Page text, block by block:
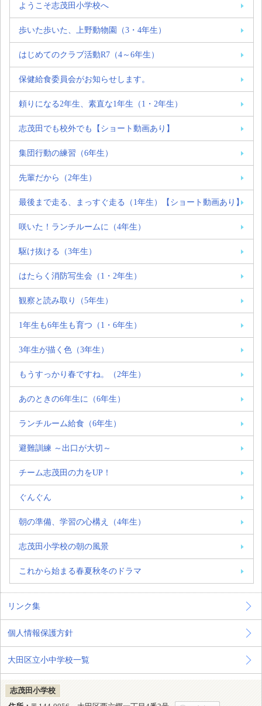
ようこそ志茂田小学校へ
歩いた歩いた、上野動物園（3・4年生）
はじめてのクラブ活動R7（4～6年生）
保健給食委員会がお知らせします。
頼りになる2年生、素直な1年生（1・2年生）
志茂田でも校外でも【ショート動画あり】
集団行動の練習（6年生）
先輩だから（2年生）
最後まで走る、まっすぐ走る（1年生）【ショート動画あり】
咲いた！ランチルームに（4年生）
駆け抜ける（3年生）
はたらく消防写生会（1・2年生）
観察と読み取り（5年生）
1年生も6年生も育つ（1・6年生）
3年生が描く色（3年生）
もうすっかり春ですね。（2年生）
あのときの6年生に（6年生）
ランチルーム給食（6年生）
避難訓練 ～出口が大切～
チーム志茂田の力をUP！
ぐんぐん
朝の準備、学習の心構え（4年生）
志茂田小学校の朝の風景
これから始まる春夏秋冬のドラマ
リンク集
個人情報保護方針
大田区立小中学校一覧
志茂田小学校